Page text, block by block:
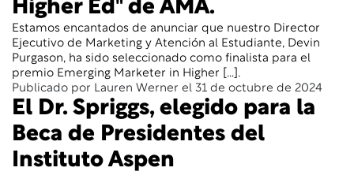
Higher Ed" de AMA.
Estamos encantados de anunciar que nuestro Director
Ejecutivo de Marketing y Atención al Estudiante, Devin
Purgason, ha sido seleccionado como finalista para el
premio Emerging Marketer in Higher [...].
Publicado por Lauren Werner el 31 de octubre de 2024
El Dr. Spriggs, elegido para la
Beca de Presidentes del
Instituto Aspen